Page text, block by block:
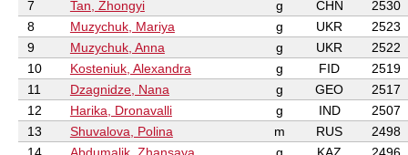
7
Tan, Zhongyi g CHN
2530
8
Muzychuk, Mariya g UKR
2523
9
Muzychuk, Anna g UKR
2522
10
Kosteniuk, Alexandra g FID
2519
11
Dzagnidze, Nana g GEO
2517
12
Harika, Dronavalli g IND
2507
13
Shuvalova, Polina m RUS
2498